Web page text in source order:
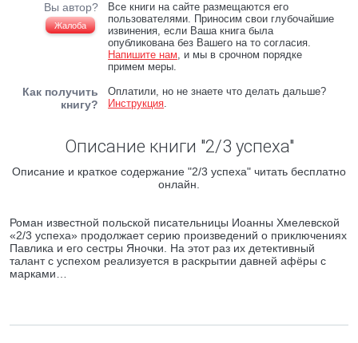
Вы автор?
Жалоба
Все книги на сайте размещаются его
пользователями. Приносим свои глубочайшие
извинения, если Ваша книга была
опубликована без Вашего на то согласия.
Напишите нам, и мы в срочном порядке
примем меры.
Как получить
книгу?
Оплатили, но не знаете что делать дальше?
Инструкция.
Описание книги "2/3 успеха"
Описание и краткое содержание "2/3 успеха" читать бесплатно
онлайн.
Роман известной польской писательницы Иоанны Хмелевской
«2/3 успеха» продолжает серию произведений о приключениях
Павлика и его сестры Яночки. На этот раз их детективный
талант с успехом реализуется в раскрытии давней афёры с
марками…